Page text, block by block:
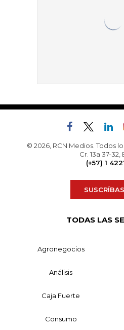
© 2026, RCN Medios. Todos
Cr. 13a 37-
(+57) 1
TODAS LAS
Agronegocios
Análisis
Caja Fuerte
Consumo